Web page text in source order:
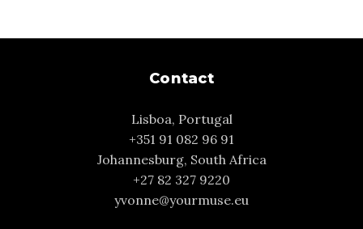
Contact
Lisboa, Portugal
+351 91 082 96 91
Johannesburg, South Africa
+27 82 327 9220
yvonne@yourmuse.eu